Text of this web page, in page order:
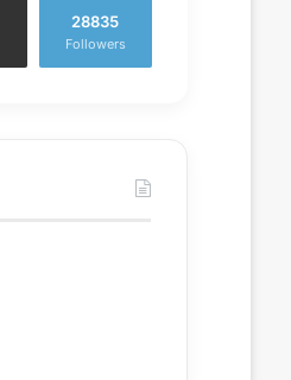
28835
Followers